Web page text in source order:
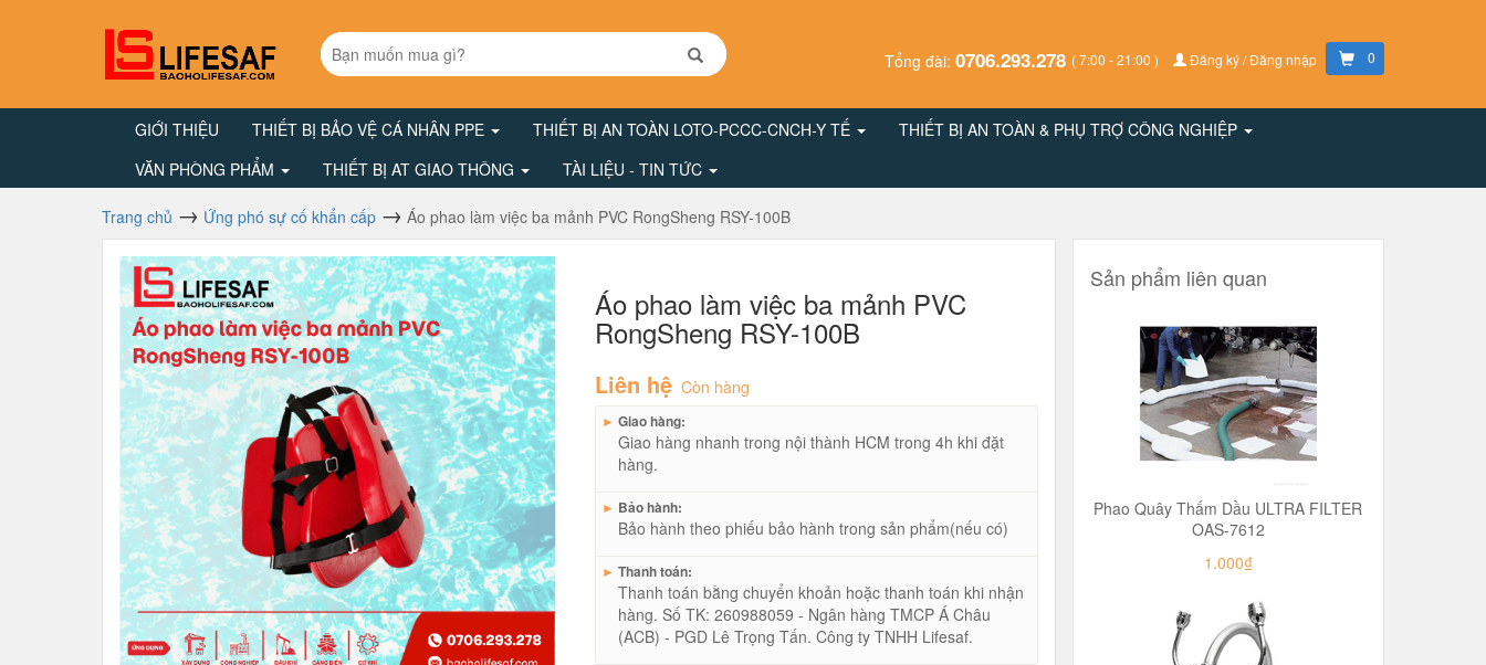
Tổng đài: 0706.293.278 ( 7:00 - 21:00 ) Đăng ký / Đăng nhập 0
GIỚI THIỆU THIẾT BỊ BẢO VỆ CÁ NHÂN PPE THIẾT BỊ AN TOÀN LOTO-PCCC-CNCH-Y TẾ
THIẾT BỊ AN TOÀN & PHỤ TRỢ CÔNG NGHIỆP
VĂN PHÒNG PHẨM
THIẾT BỊ AT GIAO THÔNG TÀI LIỆU - TIN TỨC
Trang chủ Ứng phó sự cố khẩn cấp Áo phao làm việc ba mảnh PVC RongSheng RSY-100B
Áo phao làm việc ba mảnh PVC
RongSheng RSY-100B
Liên hệ Còn hàng
► Giao hàng:
Giao hàng nhanh trong nội thành HCM trong 4h khi đặt
hàng.
► Bảo hành:
Bảo hành theo phiếu bảo hành trong sản phẩm(nếu có)
► Thanh toán:
Thanh toán bằng chuyển khoản hoặc thanh toán khi nhận
hàng. Số TK: 260988059 - Ngân hàng TMCP Á Châu
(ACB) - PGD Lê Trọng Tấn. Công ty TNHH Lifesaf.
Sản phẩm liên quan
Phao Quây Thấm Dầu ULTRA FILTER
OAS-7612
1.000₫